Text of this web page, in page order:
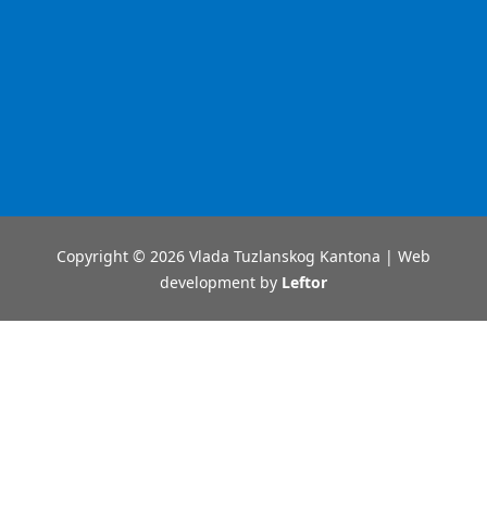
Copyright © 2026 Vlada Tuzlanskog Kantona | Web
development by Leftor